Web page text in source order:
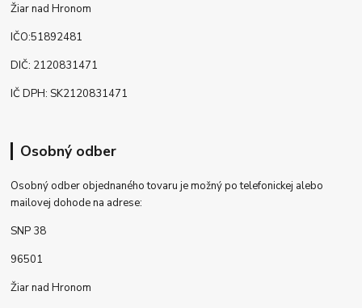
Žiar nad Hronom
IČO:51892481
DIČ: 2120831471
IČ DPH: SK2120831471
Osobný odber
Osobný odber objednaného tovaru je možný po telefonickej alebo
mailovej dohode na adrese:
SNP 38
96501
Žiar nad Hronom